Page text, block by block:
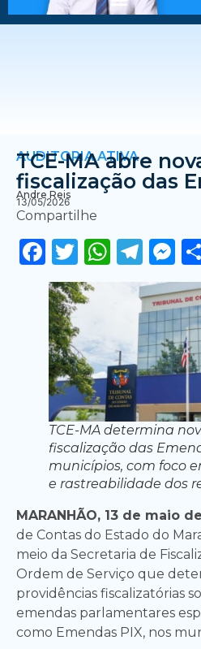
AUDITORIA ATIVA
TCE-MA abre
fiscalização das
Andre Reis
13/05/2026
Compartilhe
Facebook
Twitter
TCE-MA determina
fiscalização das
municípios, com foco
e rastreabilidade dos
MARANHÃO, 13 de maio
de Contas do Estado do
meio da Secretaria de
Ordem de Serviço que
providências fiscalizatórias
emendas parlamentares
como Emendas PIX, nos